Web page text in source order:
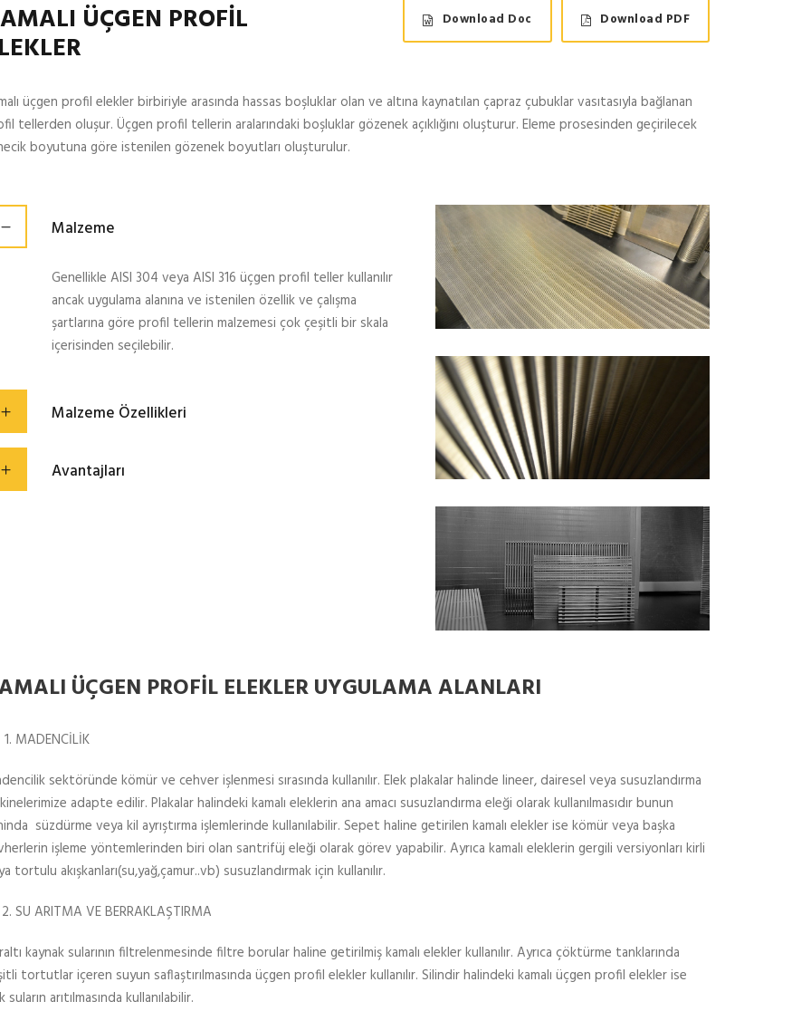
ÜÇGEN PROFİL Download Doc Download PDF
üçgen profil elekler birbiriyle arasında hassas boşluklar olan ve altına kaynatılan çapraz çubuklar vasıtasıyla bağlanan
tellerden oluşur. Üçgen profil tellerin aralarındaki boşluklar gözenek açıklığını oluşturur. Eleme prosesinden geçirilecek
boyutuna göre istenilen gözenek boyutları oluşturulur.
Malzeme
Genellikle AISI 304 veya AISI 316 üçgen profil teller kullanılır
ancak uygulama alanına ve istenilen özellik ve çalışma
şartlarına göre profil tellerin malzemesi çok çeşitli bir skala
içerisinden seçilebilir.
Malzeme Özellikleri
Avantajları
ÜÇGEN PROFİL ELEKLER UYGULAMA ALANLARI
MADENCİLİK
sektöründe kömür ve cehver işlenmesi sırasında kullanılır. Elek plakalar halinde lineer, dairesel veya susuzlandırma
adapte edilir. Plakalar halindeki kamalı eleklerin ana amacı susuzlandırma eleği olarak kullanılmasıdır bunun
süzdürme veya kil ayrıştırma işlemlerinde kullanılabilir. Sepet haline getirilen kamalı elekler ise kömür veya başka
işleme yöntemlerinden biri olan santrifüj eleği olarak görev yapabilir. Ayrıca kamalı eleklerin gergili versiyonları kirli
tortulu akışkanları(su,yağ,çamur..vb) susuzlandırmak için kullanılır.
SU ARITMA VE BERRAKLAŞTIRMA
kaynak sularının filtrelenmesinde filtre borular haline getirilmiş kamalı elekler kullanılır. Ayrıca çöktürme tanklarında
tortutlar içeren suyun saflaştırılmasında üçgen profil elekler kullanılır. Silindir halindeki kamalı üçgen profil elekler ise
suların arıtılmasında kullanılabilir.